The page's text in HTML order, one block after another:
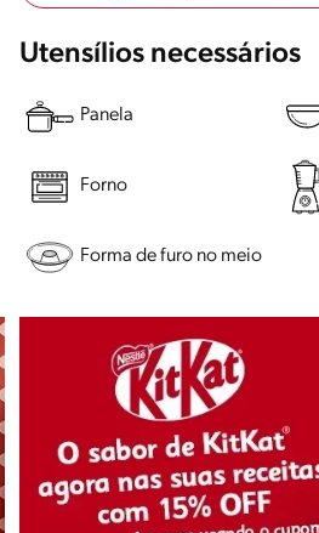
Utensílios necessários
Panela
Forno
Forma de furo no meio